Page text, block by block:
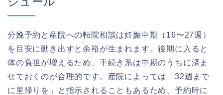
分娩予約と産院への転院相談は妊娠中期（16〜27週）
を目安に動き出すと余裕が生まれます。後期に入ると
体の負担が増えるため、手続き系は中期のうちに済ま
せておくのが合理的です。産院によっては「32週まで
に里帰りを」と指示されることもあるため、予約時に